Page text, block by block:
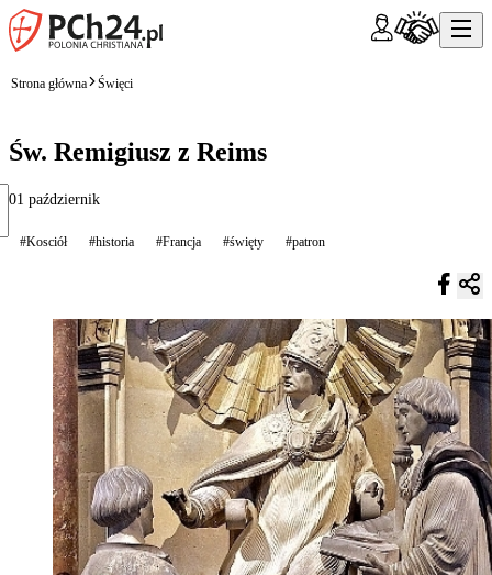
Strona główna Święci
Św. Remigiusz z Reims
01 październik
#Kosciół #historia #Francja #święty #patron